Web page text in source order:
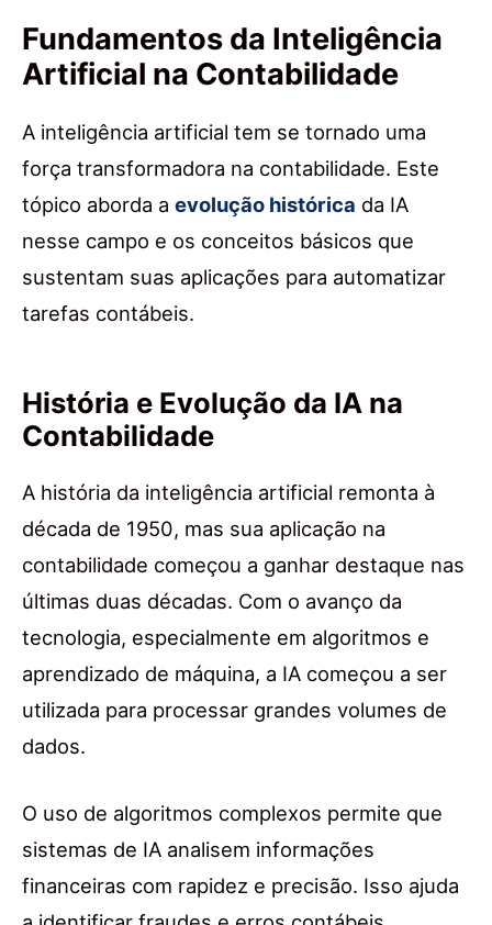
Fundamentos da Inteligência
Artificial na Contabilidade
A inteligência artificial tem se tornado uma
força transformadora na contabilidade. Este
tópico aborda a evolução histórica da IA
nesse campo e os conceitos básicos que
sustentam suas aplicações para automatizar
tarefas contábeis.
História e Evolução da IA na
Contabilidade
A história da inteligência artificial remonta à
década de 1950, mas sua aplicação na
contabilidade começou a ganhar destaque nas
últimas duas décadas. Com o avanço da
tecnologia, especialmente em algoritmos e
aprendizado de máquina, a IA começou a ser
utilizada para processar grandes volumes de
dados.
O uso de algoritmos complexos permite que
sistemas de IA analisem informações
financeiras com rapidez e precisão. Isso ajuda